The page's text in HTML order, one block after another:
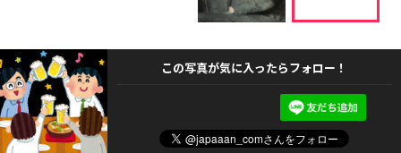
この写真が気に入ったらフォロー！